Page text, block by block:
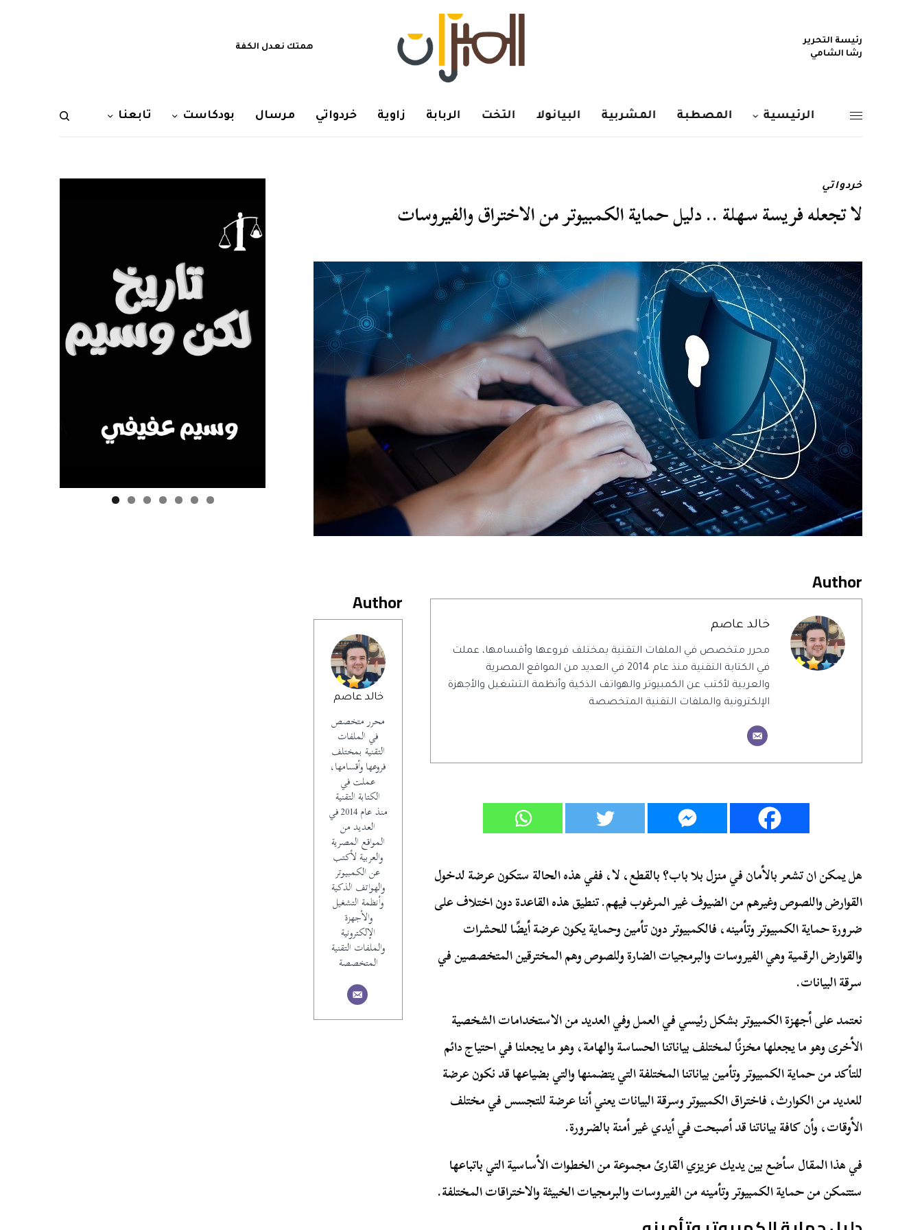
رئيسة التحرير
رشا الشامي
همتك نعدل الكفة
الرئيسية المصطبة المشربية البيانولا التخت الربابة زاوية خردواتي مرسال بودكاست تابعنا
خردواتي
لا تجعله فريسة سهلة .. دليل حماية الكمبيوتر من الاختراق والفيروسات
Author
خالد عاصم
محرر متخصص
في الملفات
التقنية بمختلف
فروعها وأقسامها،
عملت في
الكتابة التقنية
منذ عام 2014 في
العديد من
المواقع المصرية
والعربية لأكتب
عن الكمبيوتر
والهواتف الذكية
وأنظمة التشغيل
والأجهزة
الإلكترونية
والملفات التقنية
المتخصصة
Author
خالد عاصم
محرر متخصص في الملفات التقنية بمختلف فروعها وأقسامها، عملت
في الكتابة التقنية منذ عام 2014 في العديد من المواقع المصرية
والعربية لأكتب عن الكمبيوتر والهواتف الذكية وأنظمة التشغيل والأجهزة
الإلكترونية والملفات التقنية المتخصصة
هل يمكن ان تشعر بالأمان في منزل بلا باب؟ بالقطع، لا، ففي هذه الحالة ستكون عرضة لدخول
القوارض واللصوص وغيرهم من الضيوف غير المرغوب فيهم. تنطيق هذه القاعدة دون اختلاف على
ضرورة حماية الكمبيوتر وتأمينه، فالكمبيوتر دون تأمين وحماية يكون عرضة أيضًا للحشرات
والقوارض الرقمية وهي الفيروسات والبرمجيات الضارة وللصوص وهم المخترقين المتخصصين في
سرقة البيانات.
نعتمد على أجهزة الكمبيوتر بشكل رئيسي في العمل وفي العديد من الاستخدامات الشخصية
الأخرى وهو ما يجعلها مخزنًا لمختلف بياناتنا الحساسة والهامة، وهو ما يجعلنا في احتياج دائم
للتأكد من حماية الكمبيوتر وتأمين بياناتنا المختلفة التي يتضمنها والتي بضياعها قد نكون عرضة
للعديد من الكوارث، فاختراق الكمبيوتر وسرقة البيانات يعني أننا عرضة للتجسس في مختلف
الأوقات، وأن كافة بياناتنا قد أصبحت في أيدي غير أمنة بالضرورة.
في هذا المقال سأضع بين يديك عزيزي القارئ مجموعة من الخطوات الأساسية التي باتباعها
ستتمكن من حماية الكمبيوتر وتأمينه من الفيروسات والبرمجيات الخبيثة والاختراقات المختلفة.